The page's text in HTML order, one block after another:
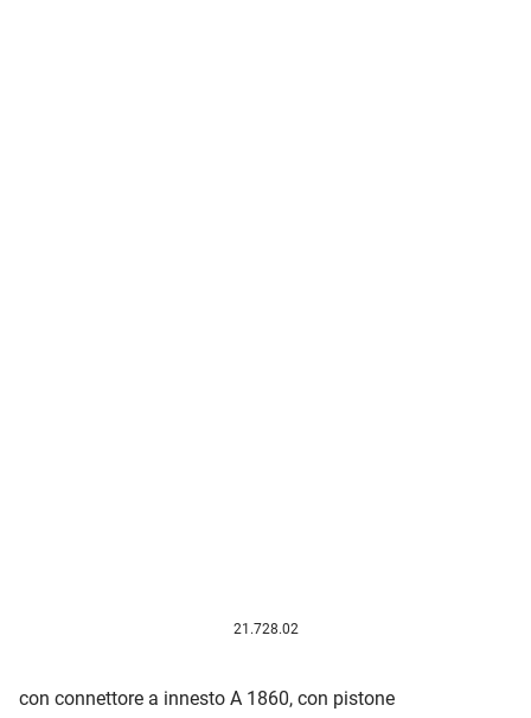
21.728.02
con connettore a innesto A 1860, con pistone